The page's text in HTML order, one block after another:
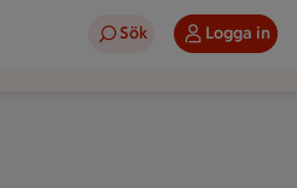
Sök Logga in